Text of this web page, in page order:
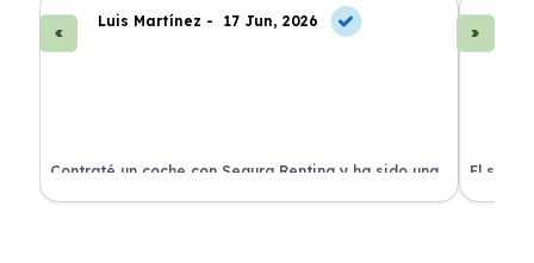
Luis Martínez - 17 Jun, 2026
Contraté un coche con Segura Renting y ha sido una
experiencia fantástica. Todo incluido y sin sorpresas.
El
proceso